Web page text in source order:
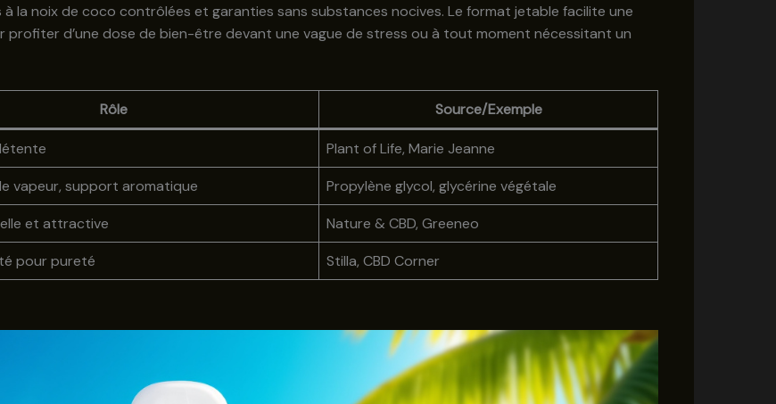
la noix de coco contrôlées et garanties sans substances nocives. Le format jetable facilite une
d’une dose de bien-être devant une vague de stress ou à tout moment nécessitant un
Rôle Source/Exemple
Plant of Life, Marie Jeanne
vapeur, support aromatique
Propylène glycol, glycérine végétale
et attractive
Nature & CBD, Greeneo
pour pureté Stilla, CBD Corner